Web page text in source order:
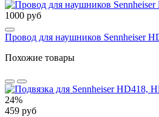
1000 руб
Провод для наушников Sennheiser
Похожие товары
24%
459 руб